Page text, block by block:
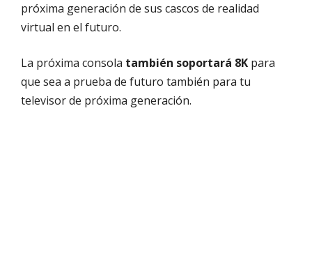
próxima generación de sus cascos de realidad
virtual en el futuro.
La próxima consola también soportará 8K para
que sea a prueba de futuro también para tu
televisor de próxima generación.